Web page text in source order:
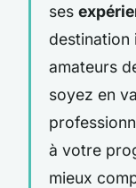
ses
destination
amateurs
soyez en
à votre
mieux